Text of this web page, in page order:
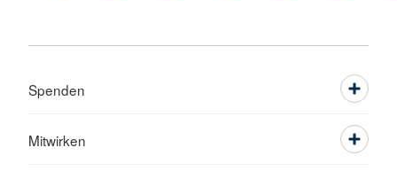
Spenden
Mitwirken